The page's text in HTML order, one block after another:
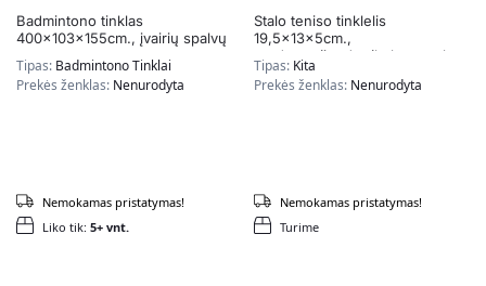
Badmintono tinklas
400x103x155cm., įvairių spalvų
Tipas: Badmintono Tinklai
Prekės ženklas: Nenurodyta
Liko tik: 5+ vnt.
Nemokamas pristatymas!
Stalo teniso tinklelis
19,5x13x5cm.,
raudonos/juodos/baltos spalvos
Tipas: Kita
Prekės ženklas: Nenurodyta
Turime
Nemokamas pristatymas!